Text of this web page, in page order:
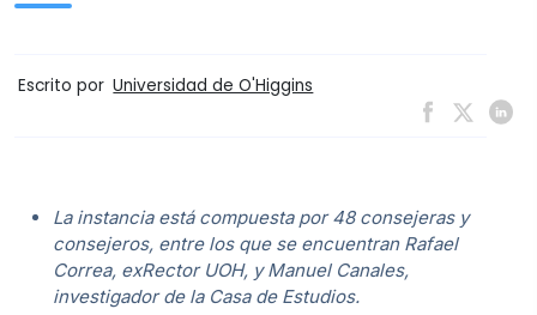
Escrito por Universidad de O'Higgins
La instancia está compuesta por 48 consejeras y
consejeros, entre los que se encuentran Rafael
Correa, exRector UOH, y Manuel Canales,
investigador de la Casa de Estudios.